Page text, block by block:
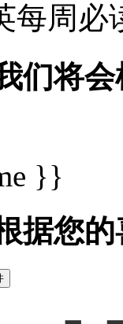
每周
们将
}}
据您